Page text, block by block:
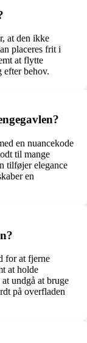
at den ikke
placeres frit i
at flytte
efter behov.
en nuancekode
til mange
tilføjer elegance
en
for at fjerne
at holde
undgå at bruge
på overfladen